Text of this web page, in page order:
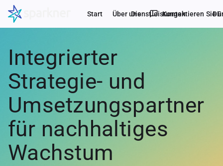
Start Über unsDienstleistungen
chat_bubble_outline Kontaktieren SieDE
Integrierter
Strategie- und
Umsetzungspartner
für nachhaltiges
Wachstum